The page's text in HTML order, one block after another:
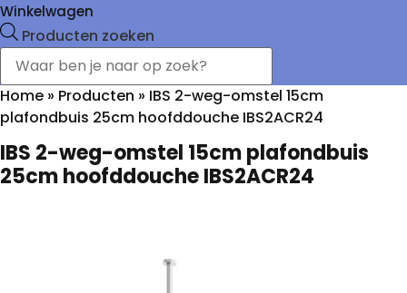
Winkelwagen
Producten zoeken
Home » Producten » IBS 2-weg-omstel 15cm
plafondbuis 25cm hoofddouche IBS2ACR24
IBS 2-weg-omstel 15cm plafondbuis
25cm hoofddouche IBS2ACR24